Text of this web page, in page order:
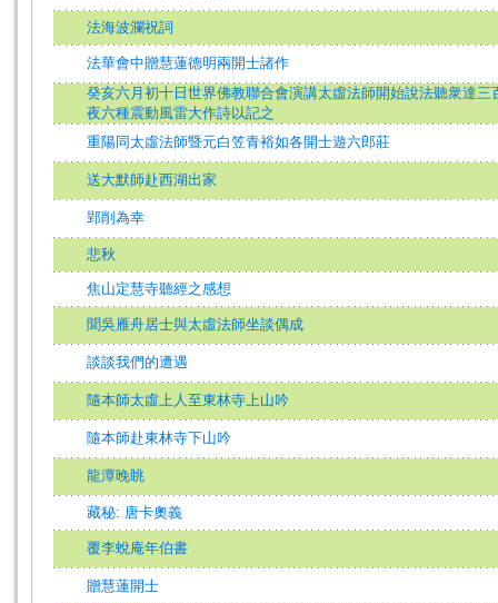
法海波瀾祝詞
法華會中贈慧蓮德明兩開士諸作
癸亥六月初十日世界佛教聯合會演講太虛法師開始說法聽衆達
夜六種震動風雷大作詩以記之
重陽同太虛法師暨元白笠青裕如各開士遊六郎莊
送大默師赴西湖出家
郢削為幸
悲秋
焦山定慧寺聽經之感想
聞吳雁舟居士與太虛法師坐談偶成
談談我們的遭遇
隨本師太虛上人至東林寺上山吟
隨本師赴東林寺下山吟
龍潭晚眺
藏秘: 唐卡奧義
覆李蛻庵年伯書
贈慧蓮開士